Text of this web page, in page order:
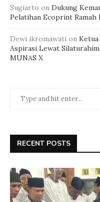
Sugiarto on Dukung
Pelatihan Ecoprint Ramah
Dewi ikromawati on
Aspirasi Lewat
MUNAS X
RECENT POSTS